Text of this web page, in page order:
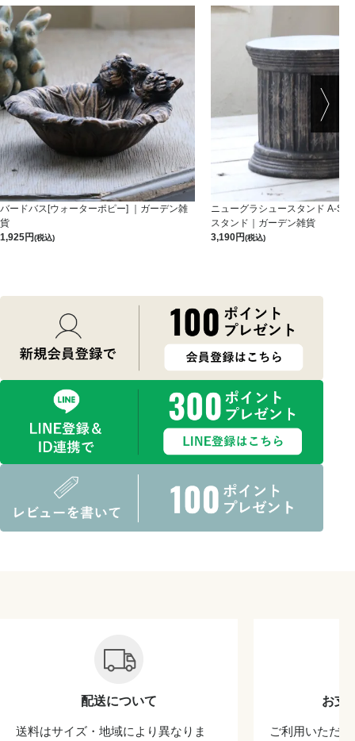
バードバス[ウォーターポピー] ｜ガーデン雑
貨
1,925
(税込)
ニューグラシュースタンド A-S-
スタンド｜ガーデン雑貨
3,190
(税込)
配送について
送料はサイズ・地域により異なりま
お支
ご利用いただ